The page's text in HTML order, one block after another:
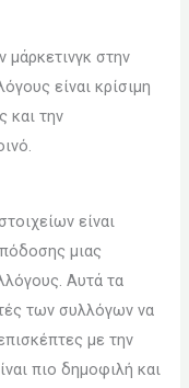
στην
είναι κρίσιμη
και την
είναι
μιας
Αυτά τα
των συλλόγων να
με την
πιο δημοφιλή και